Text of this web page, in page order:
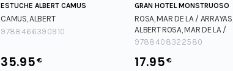
ESTUCHE ALBERT CAMUS
CAMUS, ALBERT
9788466390910
35.95€
GRAN HOTEL MONSTRUOSO
ROSA, MAR DE LA / ARRAYAS,
ALBERTROSA, MAR DE LA /
ARRAYAS, ALBERT
9788408322580
17.95€